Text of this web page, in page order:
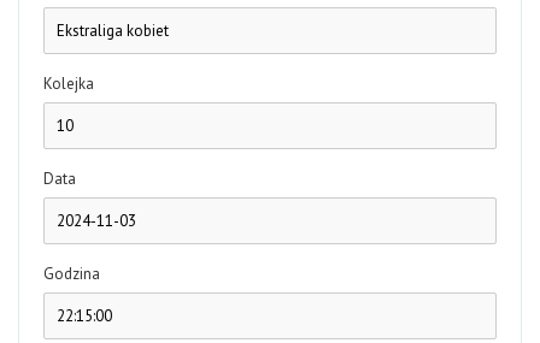
Kolejka
Data
Godzina